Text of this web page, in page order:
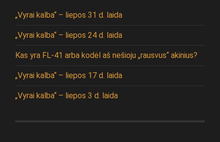
„Vyrai kalba“ – liepos 31 d. laida
„Vyrai kalba“ – liepos 24 d. laida
Kas yra FL-41 arba kodėl aš nešioju „rausvus“ akinius?
„Vyrai kalba“ – liepos 17 d. laida
„Vyrai kalba“ – liepos 3 d. laida